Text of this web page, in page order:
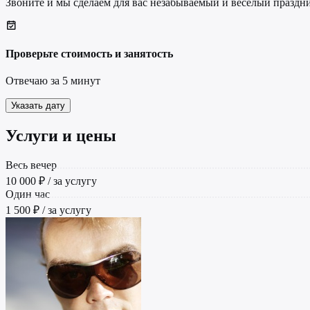
Проверьте стоимость и занятость
Отвечаю за 5 минут
Указать дату
Услуги и цены
Весь вечер
10 000 ₽ / за услугу
Один час
1 500 ₽ / за услугу